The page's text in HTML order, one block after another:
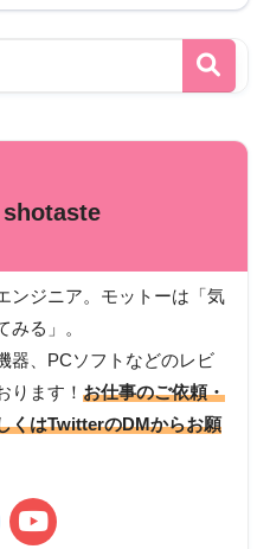
shotaste
ンジニア。モットーは「気
みる」。
器、PCソフトなどのレビ
ります！ お仕事のご依頼・
くはTwitterのDMからお願